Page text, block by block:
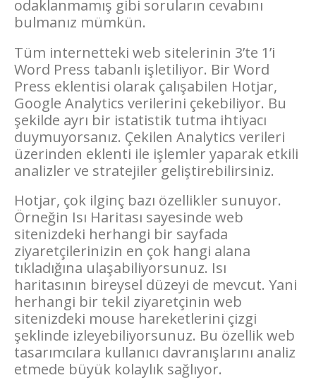
odaklanmamış gibi soruların cevabını
bulmanız mümkün.
Tüm internetteki web sitelerinin 3’te 1’i
Word Press tabanlı işletiliyor. Bir Word
Press eklentisi olarak çalışabilen Hotjar,
Google Analytics verilerini çekebiliyor. Bu
şekilde ayrı bir istatistik tutma ihtiyacı
duymuyorsanız. Çekilen Analytics verileri
üzerinden eklenti ile işlemler yaparak etkili
analizler ve stratejiler geliştirebilirsiniz.
Hotjar, çok ilginç bazı özellikler sunuyor.
Örneğin Isı Haritası sayesinde web
sitenizdeki herhangi bir sayfada
ziyaretçilerinizin en çok hangi alana
tıkladığına ulaşabiliyorsunuz. Isı
haritasının bireysel düzeyi de mevcut. Yani
herhangi bir tekil ziyaretçinin web
sitenizdeki mouse hareketlerini çizgi
şeklinde izleyebiliyorsunuz. Bu özellik web
tasarımcılara kullanıcı davranışlarını analiz
etmede büyük kolaylık sağlıyor.